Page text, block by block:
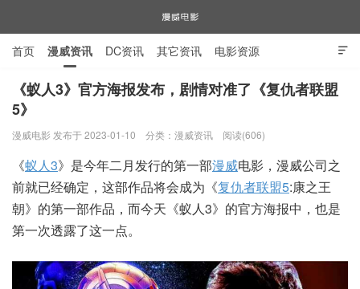
漫威电影

首页 漫威资讯 DC资讯 其它资讯 电影资源
电视剧资源 漫威图片
《蚁人3》官方海报发布，剧情对准了《复仇者联盟
5》
漫威电影 发布于 2023-01-10 分类： 漫威资讯 阅读(606)
《蚁人3》是今年二月发行的第一部漫威电影，漫威公司之
前就已经确定，这部作品将会成为《复仇者联盟5:康之王
朝》的第一部作品，而今天《蚁人3》的官方海报中，也是
第一次透露了这一点。